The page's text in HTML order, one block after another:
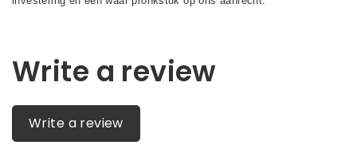
Write a review
Write a review